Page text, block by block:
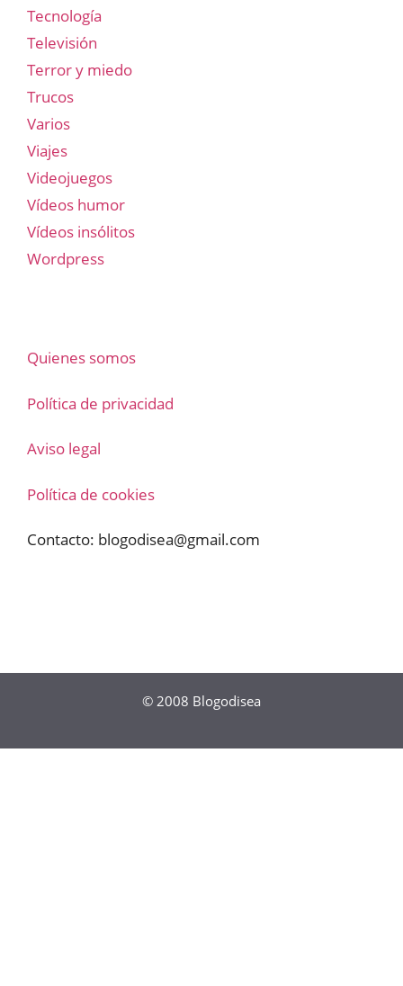
Tecnología
Televisión
Terror y miedo
Trucos
Varios
Viajes
Videojuegos
Vídeos humor
Vídeos insólitos
Wordpress
Quienes somos
Política de privacidad
Aviso legal
Política de cookies
Contacto: blogodisea@gmail.com
© 2008 Blogodisea